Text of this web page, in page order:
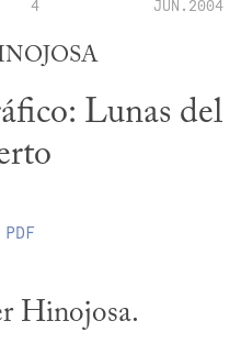
4 JUN.2004
Lunas del
PDF
Hinojosa.